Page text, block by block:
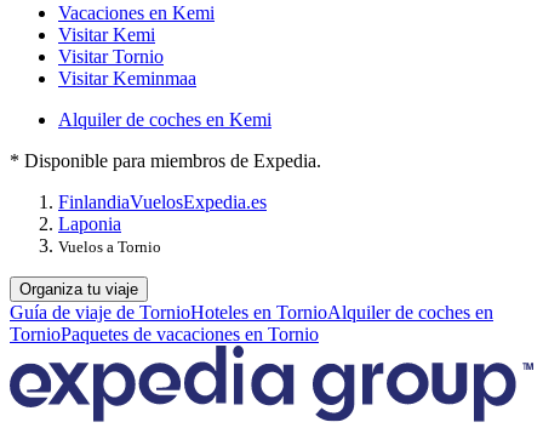
Vacaciones en Kemi
Visitar Kemi
Visitar Tornio
Visitar Keminmaa
Alquiler de coches en Kemi
* Disponible para miembros de Expedia.
FinlandiaVuelosExpedia.es
Laponia
Vuelos a Tornio
Organiza tu viaje
Guía de viaje de TornioHoteles en TornioAlquiler de coches en
TornioPaquetes de vacaciones en Tornio